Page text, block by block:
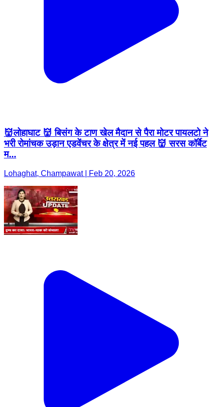
👹लोहाघाट 👹 बिसंग के टाण खेल मैदान से पैरा मोटर पायलटो ने
भरी रोमांचक उड़ान एडवेंचर के क्षेत्र में नई पहल 👹 सरस कॉर्बेट
म...
Lohaghat, Champawat | Feb 20, 2026